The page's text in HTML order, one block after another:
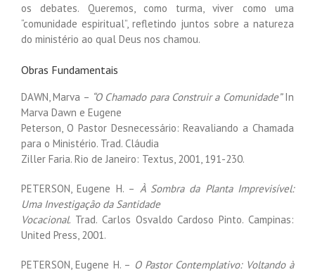
os debates. Queremos, como turma, viver como uma
“comunidade espiritual”, refletindo juntos sobre a natureza
do ministério ao qual Deus nos chamou.
Obras Fundamentais
DAWN, Marva – “O Chamado para Construir a Comunidade”In
Marva Dawn e Eugene
Peterson, O Pastor Desnecessário: Reavaliando a Chamada
para o Ministério. Trad. Cláudia
Ziller Faria. Rio de Janeiro: Textus, 2001, 191-230.
PETERSON, Eugene H. – À Sombra da Planta Imprevisível:
Uma Investigação da Santidade
Vocacional. Trad. Carlos Osvaldo Cardoso Pinto. Campinas:
United Press, 2001.
PETERSON, Eugene H. – O Pastor Contemplativo: Voltando à